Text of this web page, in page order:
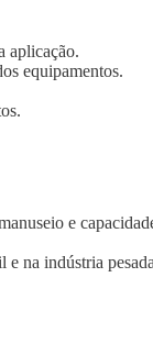
aplicação.
equipamentos.
e
e na indústria